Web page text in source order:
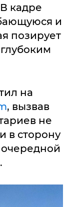
кадре
и
позирует
на
, вызвав
не
в сторону